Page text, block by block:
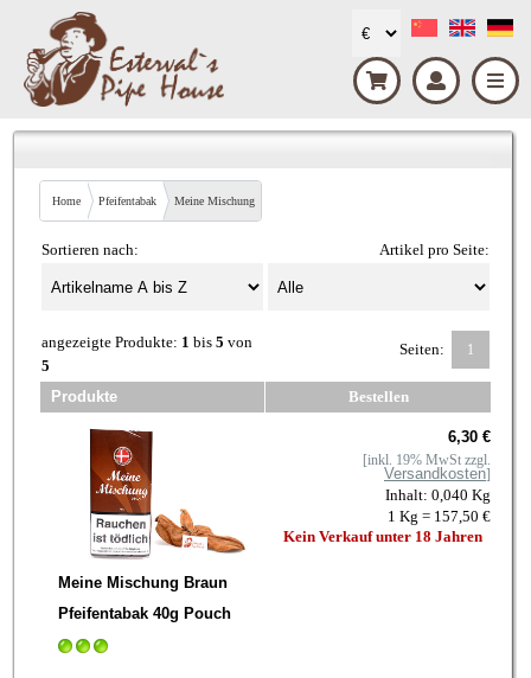
Home Pfeifentabak Meine Mischung
Sortieren nach: Artikel pro Seite:
angezeigte Produkte: 1 bis 5 von
5
Seiten: 1
Produkte Bestellen
Meine Mischung Braun
Pfeifentabak 40g Pouch
6,30 €
[inkl. 19% MwSt zzgl.
Versandkosten]
Inhalt: 0,040 Kg
1 Kg = 157,50 €
Kein Verkauf unter 18 Jahren